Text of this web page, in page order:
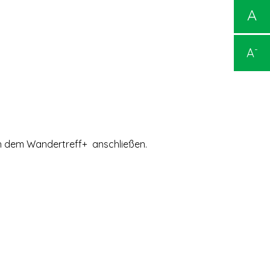
A
A-
dem Wandertreff+ anschließen.